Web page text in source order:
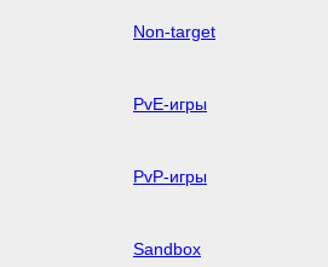
Non-target
PvE-игры
PvP-игры
Sandbox